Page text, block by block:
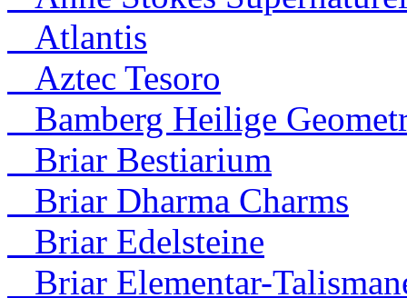
Atlantis
Aztec Tesoro
Bamberg Heilige
Briar Bestiarium
Briar Dharma Charms
Briar Edelsteine
Briar Elementar-